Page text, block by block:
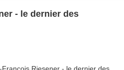
- le dernier des